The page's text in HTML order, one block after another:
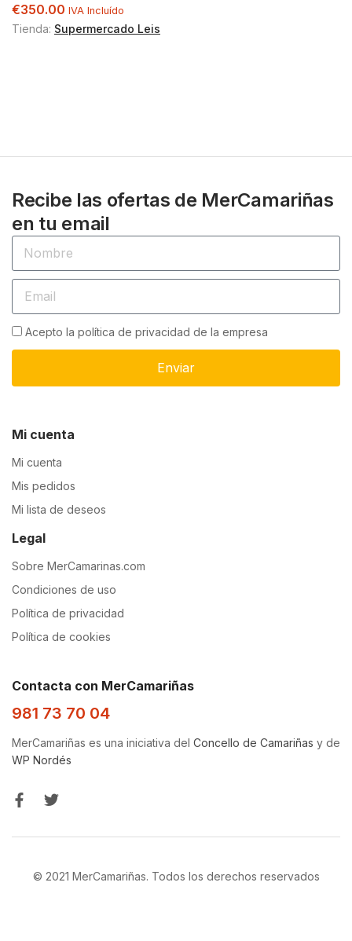
€350.00 IVA Incluído
Tienda: Supermercado Leis
Recibe las ofertas de MerCamariñas
en tu email
Acepto la política de privacidad de la empresa
Enviar
Mi cuenta
Mi cuenta
Mis pedidos
Mi lista de deseos
Legal
Sobre MerCamarinas.com
Condiciones de uso
Política de privacidad
Política de cookies
Contacta con MerCamariñas
981 73 70 04
MerCamariñas es una iniciativa del Concello de Camariñas y de
WP Nordés
© 2021 MerCamariñas. Todos los derechos reservados